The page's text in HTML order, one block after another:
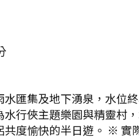
匯集及地下湧泉，水位
行俠主題樂園與精靈村
度愉快的半日遊。 ※ 實